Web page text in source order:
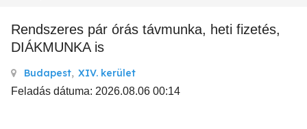
Rendszeres pár órás távmunka, heti fizetés,
DIÁKMUNKA is
Budapest, XIV. kerület
Feladás dátuma: 2026.08.06 00:14